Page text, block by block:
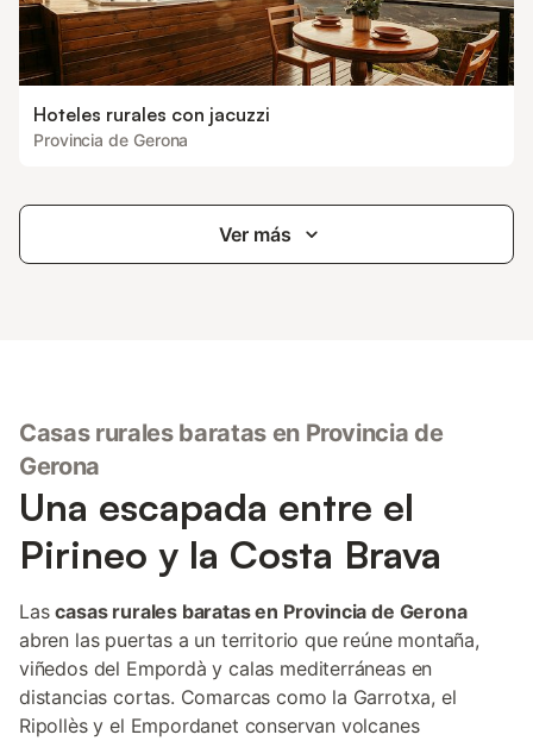
Hoteles rurales con jacuzzi
Provincia de Gerona
Ver más
Casas rurales baratas en Provincia de
Gerona
Una escapada entre el
Pirineo y la Costa Brava
Lascasas rurales baratas en Provincia de Gerona
abren las puertas a un territorio que reúne montaña,
viñedos del Empordà y calas mediterráneas en
distancias cortas. Comarcas como la Garrotxa, el
Ripollès y el Empordanet conservan volcanes